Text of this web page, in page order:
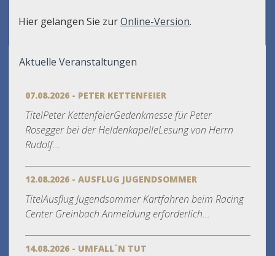
Hier gelangen Sie zurOnline-Version.
Aktuelle Veranstaltungen
07.08.2026 - PETER KETTENFEIER
TitelPeter KettenfeierGedenkmesse für Peter
Rosegger bei der HeldenkapelleLesung von Herrn
Rudolf...
12.08.2026 - AUSFLUG JUGENDSOMMER
TitelAusflug Jugendsommer Kartfahren beim Racing
Center Greinbach Anmeldung erforderlich...
14.08.2026 - UMFALL´N TUT